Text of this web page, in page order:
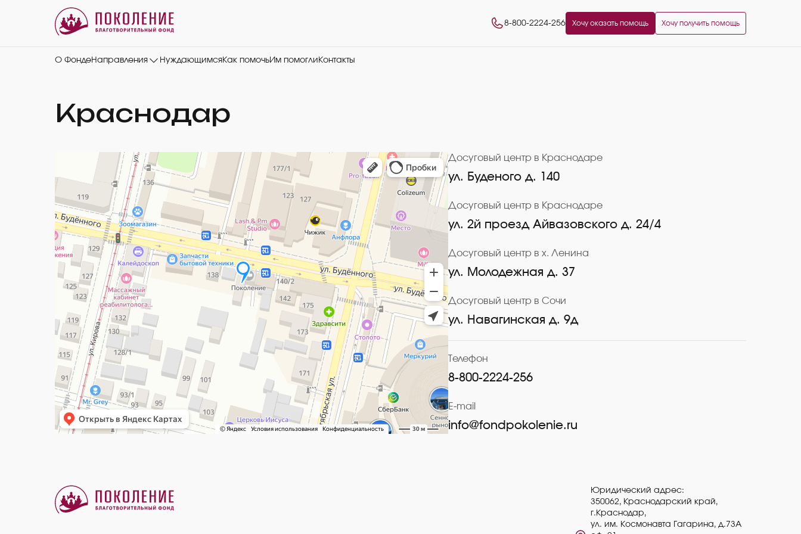
8-800-2224-256 Хочу оказать помощь Хочу получить помощь
О ФондеНаправления НуждающимсяКак помочьИм помогли Контакты
Краснодар
Досуговый центр в Краснодаре
ул. Буденого д. 140
Досуговый центр в Краснодаре
ул. 2й проезд Айвазовского д. 24/4
Досуговый центр в х. Ленина
ул. Молодежная д. 37
Досуговый центр в Сочи
ул. Навагинская д. 9д
Телефон
8-800-2224-256
E-mail
info@fondpokolenie.ru
Юридический адрес:
350062, Краснодарский край,
г.Краснодар,
ул. им. Космонавта Гагарина, д.73А